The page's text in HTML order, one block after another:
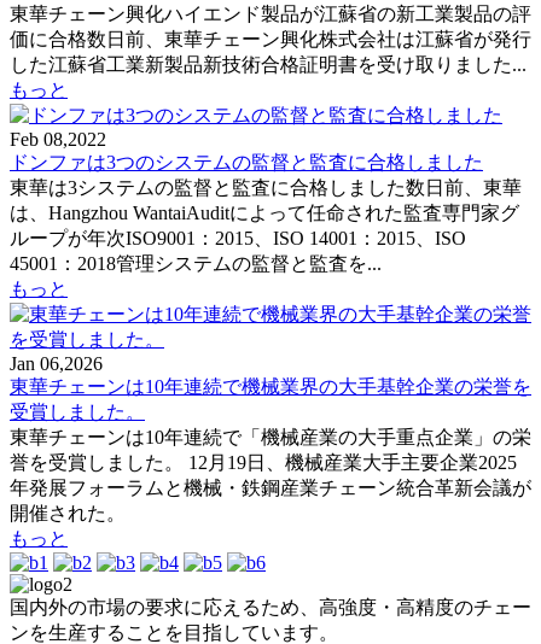
東華チェーン興化ハイエンド製品が江蘇省の新工業製品の評
価に合格数日前、東華チェーン興化株式会社は江蘇省が発行
した江蘇省工業新製品新技術合格証明書を受け取りました...
もっと
Feb 08,2022
ドンファは3つのシステムの監督と監査に合格しました
東華は3システムの監督と監査に合格しました数日前、東華
は、Hangzhou WantaiAuditによって任命された監査専門家グ
ループが年次ISO9001：2015、ISO 14001：2015、ISO
45001：2018管理システムの監督と監査を...
もっと
Jan 06,2026
東華チェーンは10年連続で機械業界の大手基幹企業の栄誉を
受賞しました。
東華チェーンは10年連続で「機械産業の大手重点企業」の栄
誉を受賞しました。 12月19日、機械産業大手主要企業2025
年発展フォーラムと機械・鉄鋼産業チェーン統合革新会議が
開催された。
もっと
国内外の市場の要求に応えるため、高強度・高精度のチェー
ンを生産することを目指しています。